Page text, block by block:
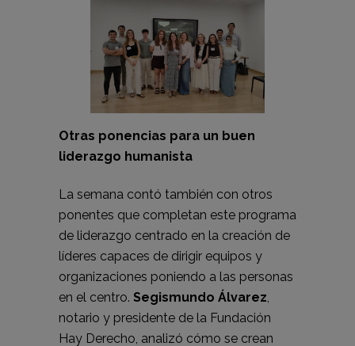
Otras ponencias para un buen
liderazgo humanista
La semana contó también con otros
ponentes que completan este programa
de liderazgo centrado en la creación de
líderes capaces de dirigir equipos y
organizaciones poniendo a las personas
en el centro. Segismundo Álvarez,
notario y presidente de la Fundación
Hay Derecho, analizó cómo se crean